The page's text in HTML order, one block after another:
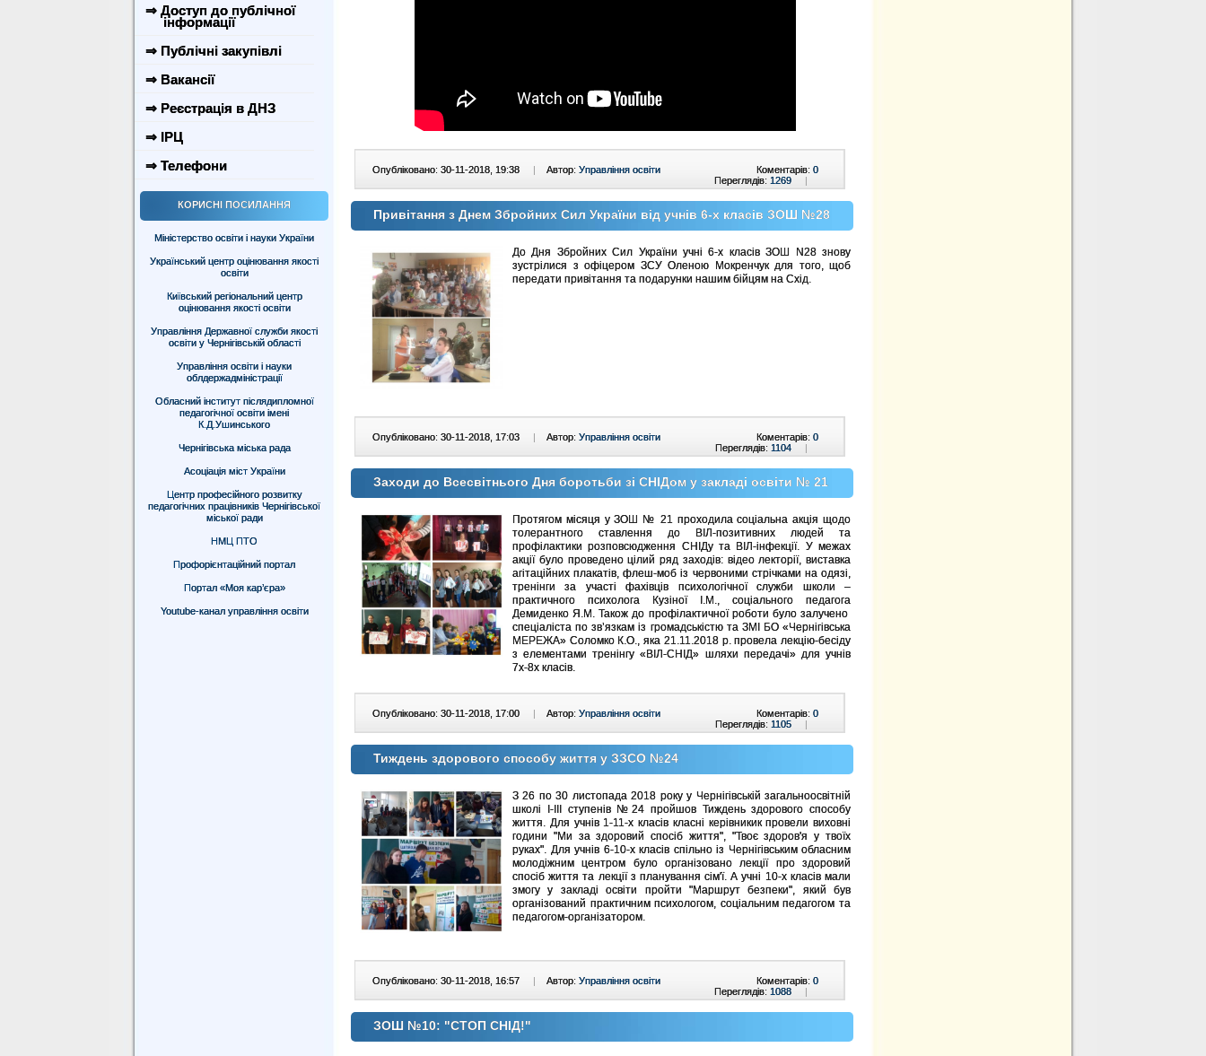
⇒ Доступ до публічної
інформації
⇒ Публічні закупівлі
⇒ Вакансії
⇒ Реєстрація в ДНЗ
⇒ ІРЦ
⇒ Телефони
КОРИСНІ ПОСИЛАННЯ
Міністерство освіти і науки України
Український центр оцінювання якості
освіти
Київський регіональний центр
оцінювання якості освіти
Управління Державної служби якості
освіти у Чернігівській області
Управління освіти і науки
облдержадміністрації
Обласний інститут післядипломної
педагогічної освіти імені
К.Д.Ушинського
Чернігівська міська рада
Асоціація міст України
Центр професійного розвитку
педагогічних працівників Чернігівської
міської ради
НМЦ ПТО
Профорієнтаційний портал
Портал «Моя кар’єра»
Youtube-канал управління освіти
Опубліковано: 30-11-2018, 19:38 | Автор: Управління освіти Коментарів: 0
Переглядів: 1269 |
Привітання з Днем Збройних Сил України від учнів 6-х класів ЗОШ №28
До Дня Збройних Сил України учні 6-х класів ЗОШ N28 знову
зустрілися з офіцером ЗСУ Оленою Мокренчук для того, щоб
передати привітання та подарунки нашим бійцям на Схід.
Опубліковано: 30-11-2018, 17:03 | Автор: Управління освіти Коментарів: 0
Переглядів: 1104 |
Заходи до Всесвітнього Дня боротьби зі СНІДом у закладі освіти № 21
Протягом місяця у ЗОШ № 21 проходила соціальна акція щодо
толерантного ставлення до ВІЛ-позитивних людей та
профілактики розповсюдження СНІДу та ВІЛ-інфекції. У межах
акції було проведено цілий ряд заходів: відео лекторії, виставка
агітаційних плакатів, флеш-моб із червоними стрічками на одязі,
тренінги за участі фахівців психологічної служби школи –
практичного психолога Кузіної І.М., соціального педагога
Демиденко Я.М. Також до профілактичної роботи було залучено
спеціаліста по зв’язкам із громадськістю та ЗМІ БО «Чернігівська
МЕРЕЖА» Соломко К.О., яка 21.11.2018 р. провела лекцію-бесіду
з елементами тренінгу «ВІЛ-СНІД» шляхи передачі» для учнів
7х-8х класів.
Опубліковано: 30-11-2018, 17:00 | Автор: Управління освіти Коментарів: 0
Переглядів: 1105 |
Тиждень здорового способу життя у ЗЗСО №24
З 26 по 30 листопада 2018 року у Чернігівській загальноосвітній
школі І-ІІІ ступенів №24 пройшов Тиждень здорового способу
життя. Для учнів 1-11-х класів класні керівникик провели виховні
години "Ми за здоровий спосіб життя", "Твоє здоров'я у твоїх
руках". Для учнів 6-10-х класів спільно із Чернігівським обласним
молодіжним центром було організовано лекції про здоровий
спосіб життя та лекції з планування сім'ї. А учні 10-х класів мали
змогу у закладі освіти пройти "Маршрут безпеки", який був
організований практичним психологом, соціальним педагогом та
педагогом-організатором.
Опубліковано: 30-11-2018, 16:57 | Автор: Управління освіти Коментарів: 0
Переглядів: 1088 |
ЗОШ №10: "СТОП СНІД!"